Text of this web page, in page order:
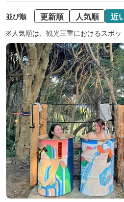
並び順 更新順 人気順 近
※人気順は、観光三重におけるスポッ